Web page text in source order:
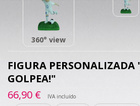
360° view
FIGURA PERSONALIZADA
GOLPEA!"
66,90 €
IVA incluído